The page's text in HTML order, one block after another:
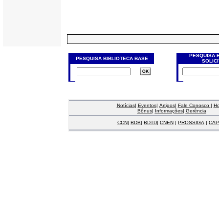
PESQUISA BIBLIOTECA BASE
PESQUISA
Notícias| Eventos| Artigos| Fale Conosco |
Bônus| Informações| Gerência
CCN| BDB| BDTD| CNEN | PROSSIGA |